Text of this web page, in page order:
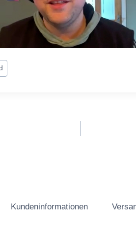
Kundeninformationen